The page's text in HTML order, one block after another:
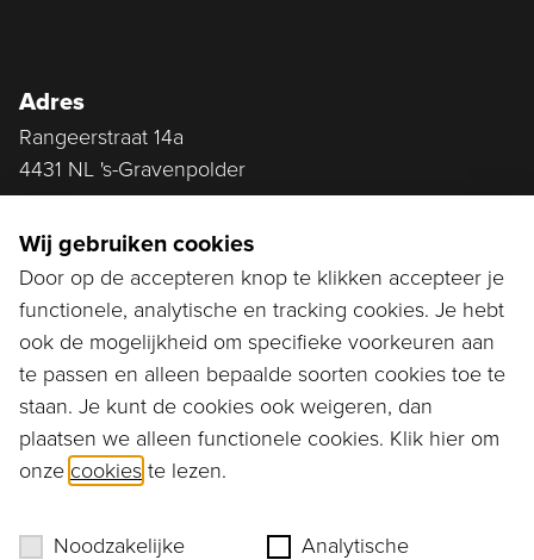
Adres
Rangeerstraat 14a
4431 NL 's-Gravenpolder
Ga naar...
Bestellen
Diensten
Assortiment
Ons verhaal
Wij gebruiken cookies
Door op de accepteren knop te klikken accepteer je
functionele, analytische en tracking cookies. Je hebt
ook de mogelijkheid om specifieke voorkeuren aan
te passen en alleen bepaalde soorten cookies toe te
staan. Je kunt de cookies ook weigeren, dan
plaatsen we alleen functionele cookies. Klik hier om
onze cookies te lezen.
Noodzakelijke Analytische